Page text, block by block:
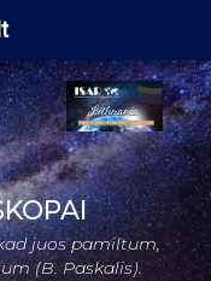
juos pamiltum,
(B. Paskalis).